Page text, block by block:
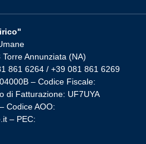
Annunziata (NA)
861 6264 / +39 081 861 6269
– Codice Fiscale:
di Fatturazione: UF7UYA
Codice AOO:
– PEC: